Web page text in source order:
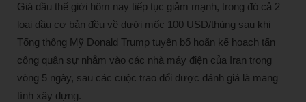
Giá dầu thế giới hôm nay tiếp tục giảm mạnh, trong đó cả 2
loại dầu cơ bản đều về dưới mốc 100 USD/thùng sau khi
Tổng thống Mỹ Donald Trump tuyên bố hoãn kế hoạch tấn
công quân sự nhằm vào các nhà máy điện của Iran trong
vòng 5 ngày, sau các cuộc trao đổi được đánh giá là mang
tính xây dựng.